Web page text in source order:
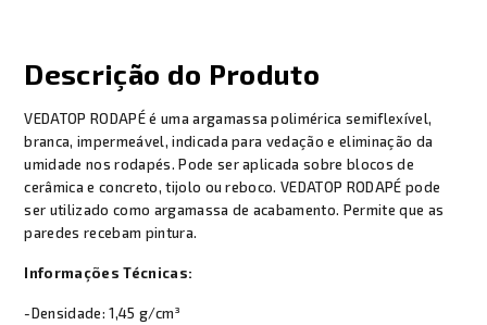
Descrição do Produto
VEDATOP RODAPÉ é uma argamassa polimérica semiflexível,
branca, impermeável, indicada para vedação e eliminação da
umidade nos rodapés. Pode ser aplicada sobre blocos de
cerâmica e concreto, tijolo ou reboco. VEDATOP RODAPÉ pode
ser utilizado como argamassa de acabamento. Permite que as
paredes recebam pintura.
Informações Técnicas:
-Densidade: 1,45 g/cm³